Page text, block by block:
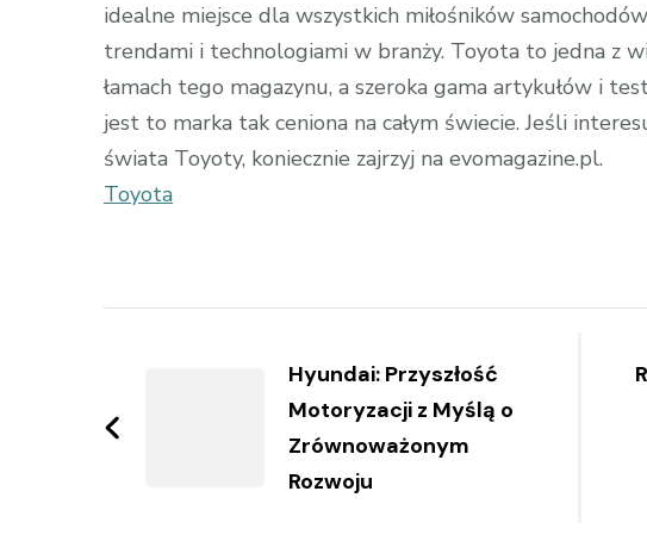
idealne miejsce dla wszystkich miłośników
trendami i technologiami w branży. Toyota to jedna z
łamach tego magazynu, a szeroka gama artykułów i
jest to marka tak ceniona na całym świecie. Jeśli
świata Toyoty, koniecznie zajrzyj na evomagazine.pl.
Toyota
Hyundai: Przyszłość
Motoryzacji z Myślą o
Zrównoważonym
Rozwoju